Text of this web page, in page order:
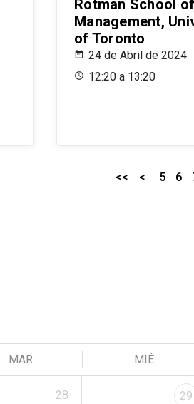
Rotman School of
Management,
of Toronto
24 de Abril de 2024
12:20 a 13:20
<< < 5 6
MAR MIÉ
28 29